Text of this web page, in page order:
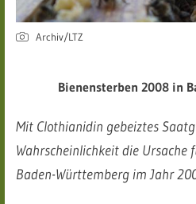
Archiv/LTZ
Bienensterben 2008 in
Mit Clothianidin gebeiztes
Wahrscheinlichkeit die Ursache
Baden-Württemberg im Jahr